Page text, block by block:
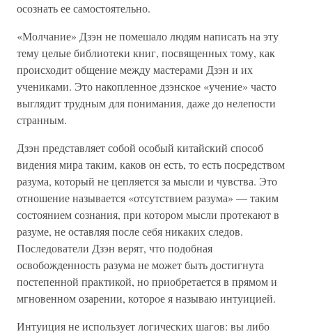
осознать ее самостоятельно.
«Молчание» Дзэн не помешало людям написать на эту
тему целые библиотеки книг, посвященных тому, как
происходит общение между мастерами Дзэн и их
учениками. Это накопленное дзэнское «учение» часто
выглядит трудным для понимания, даже до нелепости
странным.
Дзэн представляет собой особый китайский способ
видения мира таким, каков он есть, то есть посредством
разума, который не цепляется за мысли и чувства. Это
отношение называется «отсутствием разума» — таким
состоянием сознания, при котором мысли протекают в
разуме, не оставляя после себя никаких следов.
Последователи Дзэн верят, что подобная
освобожденность разума не может быть достигнута
постепенной практикой, но приобретается в прямом и
мгновенном озарении, которое я называю интуицией.
Интуиция не использует логических шагов: вы либо